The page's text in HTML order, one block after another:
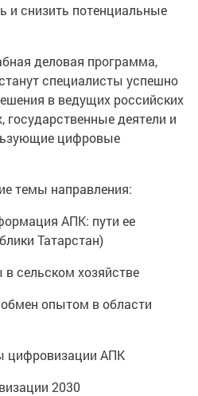
и снизить потенциальные
деловая программа,
специалисты успешно
в ведущих российских
деятели и
цифровые
темы направления:
АПК: пути ее
Татарстан)
хозяйстве
опытом в области
АПК
2030